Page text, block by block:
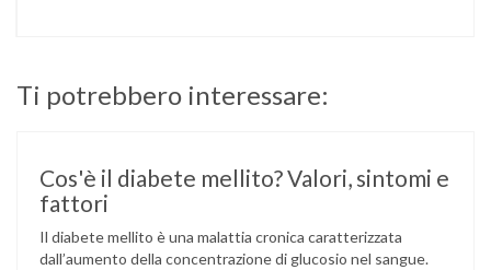
Ti potrebbero interessare:
Cos'è il diabete mellito? Valori, sintomi e
fattori
Il diabete mellito è una malattia cronica caratterizzata
dall’aumento della concentrazione di glucosio nel sangue.